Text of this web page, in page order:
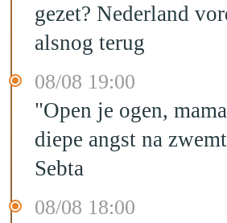
gezet? Nederland
alsnog terug
08/08 19:00
"Open je ogen,
diepe angst na
Sebta
08/08 18:00